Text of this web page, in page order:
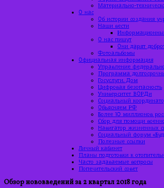
Материально-
О нас
Об истории создания
Наши вести
О нас пишут
Они дарят
Фотоальбомы
Официальная информация
Управление
Программа
Госуслуги. Дом
Цифровая безопасность
Университет ВОРДи
Социальный
Объясняем РФ
Более 10 миллионов
Сбор для помощи
Навигатор жизненных
Социальный форум
Полезные ссылки
Личный кабинет
Планы подготовки к
Часто задаваемые вопросы
Попечительский совет
Обзор нововведений за 2 квартал 2018 года